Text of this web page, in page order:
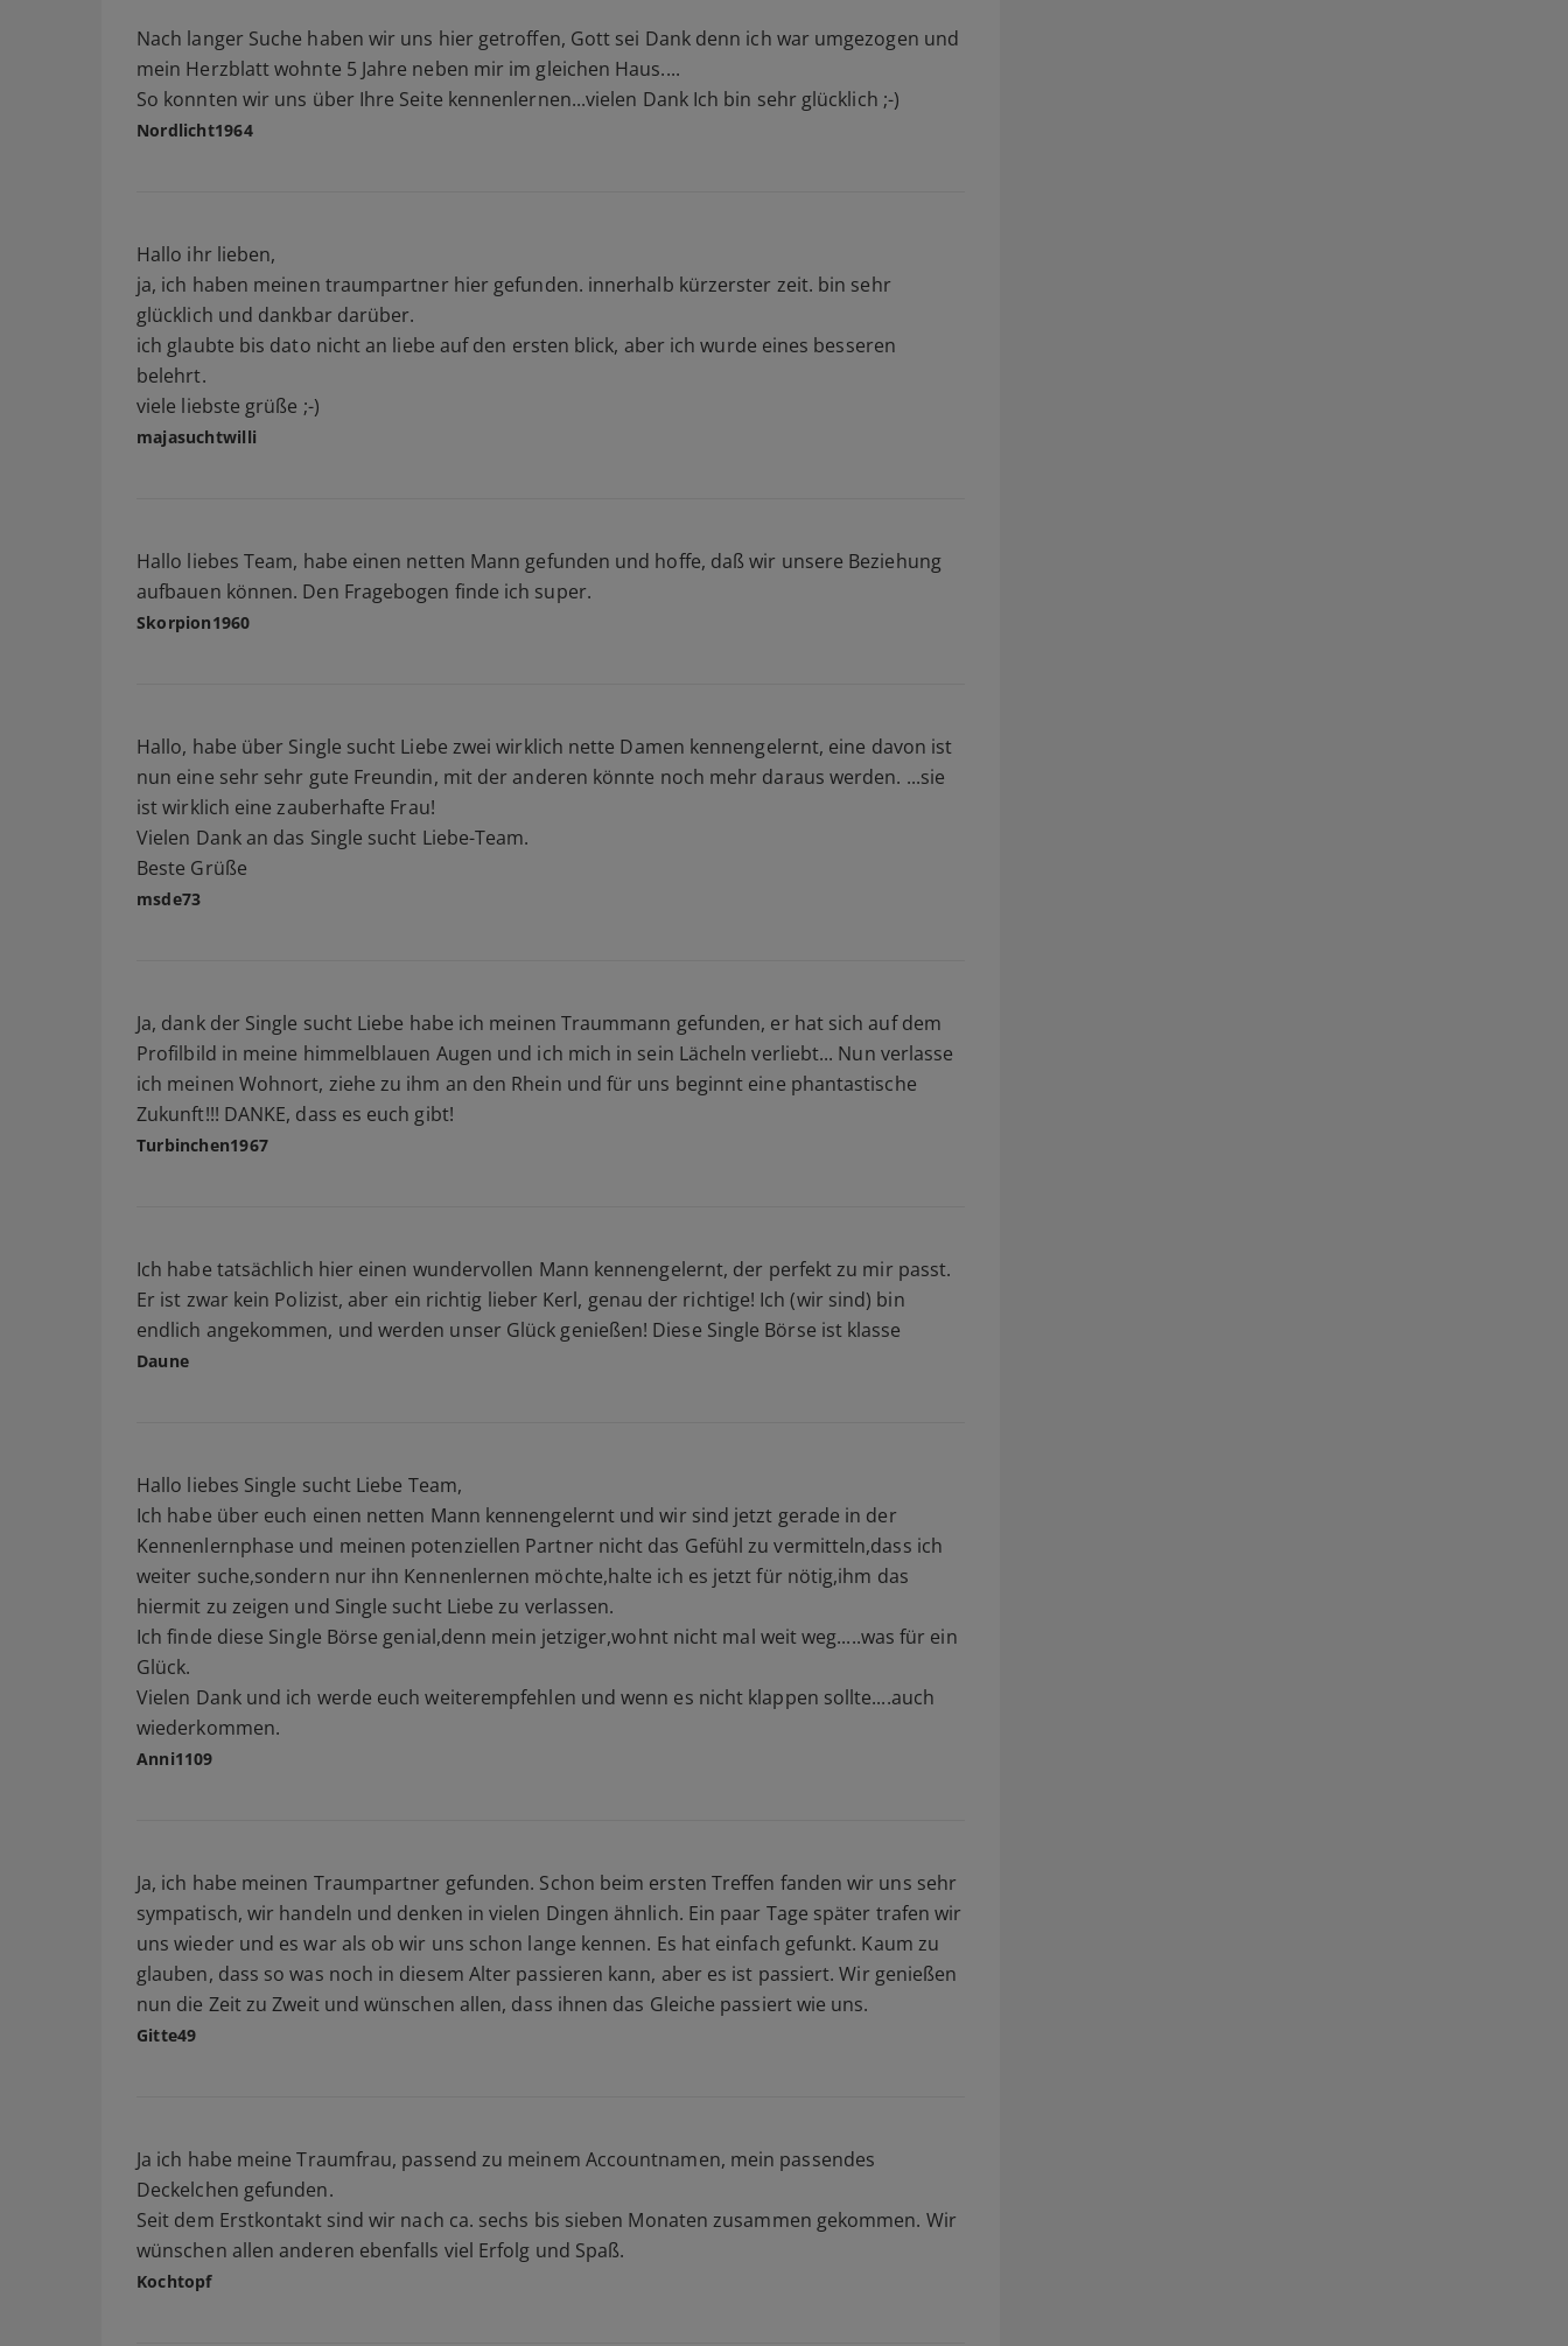
Nach langer Suche haben wir uns hier getroffen, Gott sei Dank denn ich war umgezogen und
mein Herzblatt wohnte 5 Jahre neben mir im gleichen Haus....
So konnten wir uns über Ihre Seite kennenlernen...vielen Dank Ich bin sehr glücklich ;-)
Nordlicht1964
Hallo ihr lieben,
ja, ich haben meinen traumpartner hier gefunden. innerhalb kürzerster zeit. bin sehr
glücklich und dankbar darüber.
ich glaubte bis dato nicht an liebe auf den ersten blick, aber ich wurde eines besseren
belehrt.
viele liebste grüße ;-)
majasuchtwilli
Hallo liebes Team, habe einen netten Mann gefunden und hoffe, daß wir unsere Beziehung
aufbauen können. Den Fragebogen finde ich super.
Skorpion1960
Hallo, habe über Single sucht Liebe zwei wirklich nette Damen kennengelernt, eine davon ist
nun eine sehr sehr gute Freundin, mit der anderen könnte noch mehr daraus werden. ...sie
ist wirklich eine zauberhafte Frau!
Vielen Dank an das Single sucht Liebe-Team.
Beste Grüße
msde73
Ja, dank der Single sucht Liebe habe ich meinen Traummann gefunden, er hat sich auf dem
Profilbild in meine himmelblauen Augen und ich mich in sein Lächeln verliebt... Nun verlasse
ich meinen Wohnort, ziehe zu ihm an den Rhein und für uns beginnt eine phantastische
Zukunft!!! DANKE, dass es euch gibt!
Turbinchen1967
Ich habe tatsächlich hier einen wundervollen Mann kennengelernt, der perfekt zu mir passt.
Er ist zwar kein Polizist, aber ein richtig lieber Kerl, genau der richtige! Ich (wir sind) bin
endlich angekommen, und werden unser Glück genießen! Diese Single Börse ist klasse
Daune
Hallo liebes Single sucht Liebe Team,
Ich habe über euch einen netten Mann kennengelernt und wir sind jetzt gerade in der
Kennenlernphase und meinen potenziellen Partner nicht das Gefühl zu vermitteln,dass ich
weiter suche,sondern nur ihn Kennenlernen möchte,halte ich es jetzt für nötig,ihm das
hiermit zu zeigen und Single sucht Liebe zu verlassen.
Ich finde diese Single Börse genial,denn mein jetziger,wohnt nicht mal weit weg.....was für ein
Glück.
Vielen Dank und ich werde euch weiterempfehlen und wenn es nicht klappen sollte....auch
wiederkommen.
Anni1109
Ja, ich habe meinen Traumpartner gefunden. Schon beim ersten Treffen fanden wir uns sehr
sympatisch, wir handeln und denken in vielen Dingen ähnlich. Ein paar Tage später trafen wir
uns wieder und es war als ob wir uns schon lange kennen. Es hat einfach gefunkt. Kaum zu
glauben, dass so was noch in diesem Alter passieren kann, aber es ist passiert. Wir genießen
nun die Zeit zu Zweit und wünschen allen, dass ihnen das Gleiche passiert wie uns.
Gitte49
Ja ich habe meine Traumfrau, passend zu meinem Accountnamen, mein passendes
Deckelchen gefunden.
Seit dem Erstkontakt sind wir nach ca. sechs bis sieben Monaten zusammen gekommen. Wir
wünschen allen anderen ebenfalls viel Erfolg und Spaß.
Kochtopf